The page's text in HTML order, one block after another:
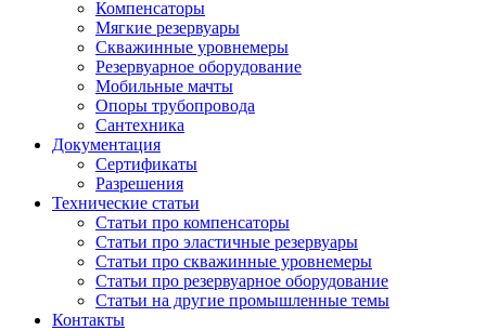
Компенсаторы
Мягкие резервуары
Скважинные уровнемеры
Резервуарное оборудование
Мобильные мачты
Опоры трубопровода
Сантехника
Документация
Сертификаты
Разрешения
Технические статьи
Статьи про компенсаторы
Статьи про эластичные резервуары
Статьи про скважинные уровнемеры
Статьи про резервуарное оборудование
Статьи на другие промышленные темы
Контакты